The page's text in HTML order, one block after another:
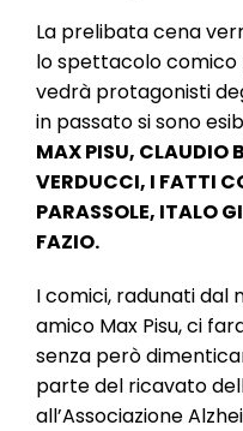
La prelibata cena
lo spettacolo comico
vedrà protagonisti
in passato si sono
MAX PISU, CLAUDIO
VERDUCCI, I FATTI
PARASSOLE, ITALO
FAZIO.
I comici, radunati dal
amico Max Pisu, ci
senza però
parte del ricavato
all’Associazione